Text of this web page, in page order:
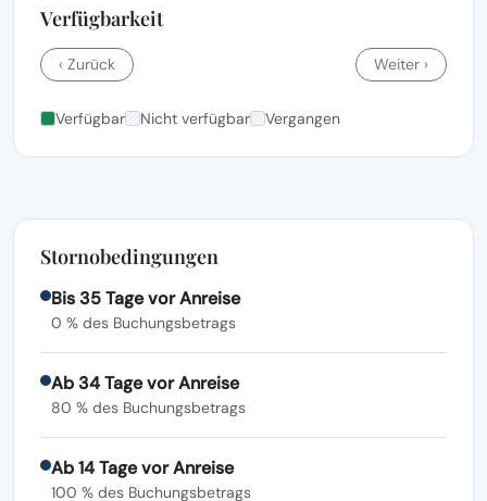
Verfügbarkeit
‹ Zurück Weiter ›
Verfügbar Nicht verfügbar Vergangen
Stornobedingungen
Bis 35 Tage vor Anreise
0 % des Buchungsbetrags
Ab 34 Tage vor Anreise
80 % des Buchungsbetrags
Ab 14 Tage vor Anreise
100 % des Buchungsbetrags